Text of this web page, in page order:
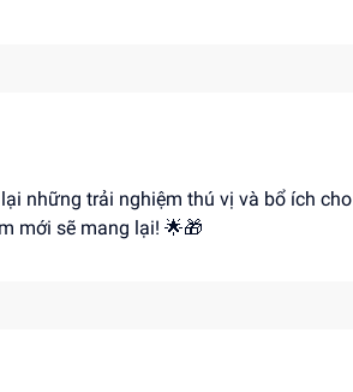
những trải nghiệm thú vị và bổ ích cho
mới sẽ mang lại! 🌟🎁